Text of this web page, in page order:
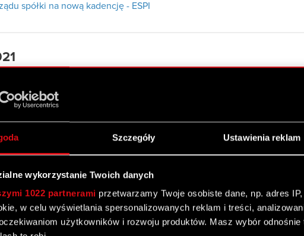
Szczegóły Ustawienia reklam
wykorzystanie Twoich danych
1022 partnerami przetwarzamy Twoje osobiste dane, np. adres
w celu wyświetlania spersonalizowanych reklam i treści,
użytkowników i rozwoju produktów. Masz wybór
spółki na nową kadencję - ESPI
spółki na nową kadencję Podstawa prawna: Art. 56 ust. 1
i okresowe Zarząd CD PROJEKT S.A. (dalej jako „Spółka”)
Nadzorczej spółki na nową kadencję - ESPI